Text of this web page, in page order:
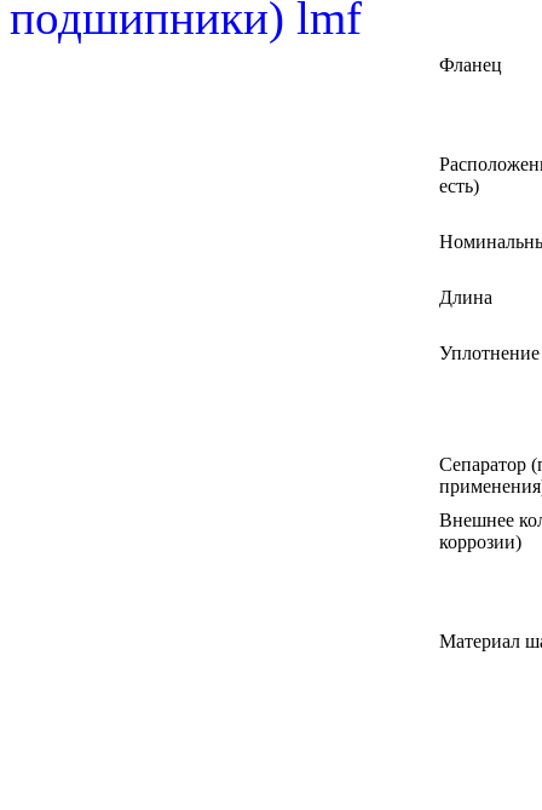
Фланец
есть)
Длина
Уплотнение
Сепаратор
Внешнее
коррозии)
Материал